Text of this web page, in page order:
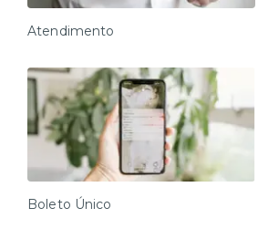
Atendimento
Boleto Único